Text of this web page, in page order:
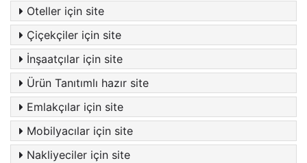
Oteller için site
Çiçekçiler için site
İnşaatçılar için site
Ürün Tanıtımlı hazır site
Emlakçılar için site
Mobilyacılar için site
Nakliyeciler için site